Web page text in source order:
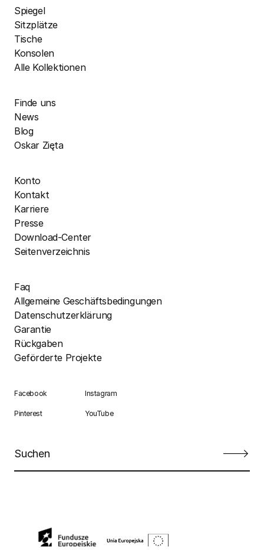
Spiegel
Sitzplätze
Tische
Konsolen
Alle Kollektionen
Finde uns
News
Blog
Oskar Zięta
Konto
Kontakt
Karriere
Presse
Download-Center
Seitenverzeichnis
Faq
Allgemeine Geschäftsbedingungen
Datenschutzerklärung
Garantie
Rückgaben
Geförderte Projekte
Facebook Instagram
Pinterest YouTube